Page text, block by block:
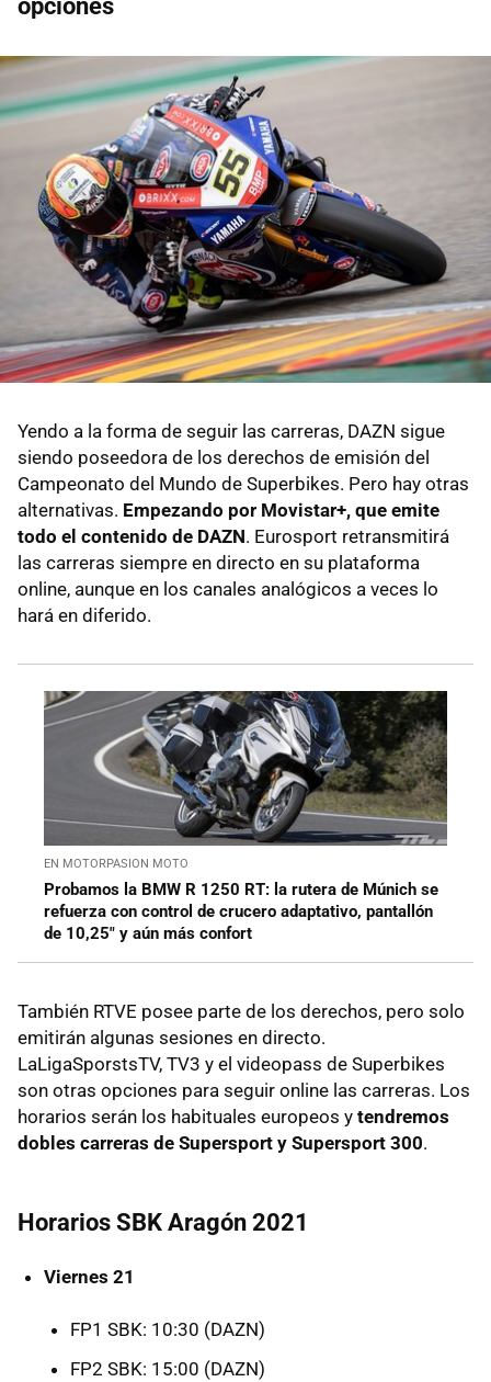
opciones
Yendo a la forma de seguir las carreras, DAZN sigue
siendo poseedora de los derechos de emisión del
Campeonato del Mundo de Superbikes. Pero hay otras
alternativas. Empezando por Movistar+, que emite
todo el contenido de DAZN. Eurosport retransmitirá
las carreras siempre en directo en su plataforma
online, aunque en los canales analógicos a veces lo
hará en diferido.
EN MOTORPASION MOTO
Probamos la BMW R 1250 RT: la rutera de Múnich se
refuerza con control de crucero adaptativo, pantallón
de 10,25" y aún más confort
También RTVE posee parte de los derechos, pero solo
emitirán algunas sesiones en directo.
LaLigaSporstsTV, TV3 y el videopass de Superbikes
son otras opciones para seguir online las carreras. Los
horarios serán los habituales europeos y tendremos
dobles carreras de Supersport y Supersport 300.
Horarios SBK Aragón 2021
Viernes 21
FP1 SBK: 10:30 (DAZN)
FP2 SBK: 15:00 (DAZN)